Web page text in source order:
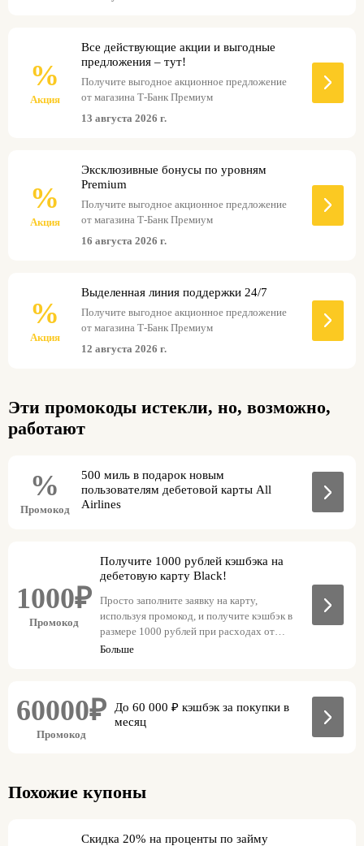
помощи в быту, таких как няни,
домработницы, репетиторы или сиделки.
Услуга доступна 24/7 по телефону или через
мобильное приложение, и персональный
индивидуальное решение. Такой сервис
кэшбэком, страхованием и приоритетным
обслуживанием. Подробные условия и
дополнительные возможности консьерж-
сервиса можно узнать на официальном сайте
%
Акция
Все действующие акции и выгодные
предложения – тут!
Получите выгодное акционное предложение
от магазина Т-Банк Премиум
13 августа 2026 г.
%
Акция
Эксклюзивные бонусы по уровням
Premium
Получите выгодное акционное предложение
от магазина Т-Банк Премиум
16 августа 2026 г.
%
Акция
Выделенная линия поддержки 24/7
Получите выгодное акционное предложение
от магазина Т-Банк Премиум
12 августа 2026 г.
Эти промокоды истекли, но, возможно,
работают
%
Промокод
500 миль в подарок новым
пользователям дебетовой карты All
Airlines
1000₽
Промокод
Получите 1000 рублей кэшбэка на
дебетовую карту Black!
Просто заполните заявку на карту,
используя промокод, и получите кэшбэк в
размере 1000 рублей при расходах от
1000 рублей в течение 30 дней после
Больше
60000₽
Промокод
До 60 000 ₽ кэшбэк за покупки в
месяц
Похожие купоны
Скидка 20% на проценты по займу